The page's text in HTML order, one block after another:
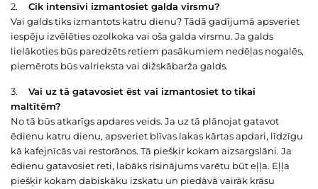
2. Cik intensīvi izmantosiet galda virsmu?
Vai galds tiks izmantots katru dienu? Tādā gadījumā apsveriet
iespēju izvēlēties ozolkoka vai oša galda virsmu. Ja galds
lielākoties būs paredzēts retiem pasākumiem nedēļas nogalēs,
piemērots būs valrieksta vai dižskābarža galds.
3. Vai uz tā gatavosiet ēst vai izmantosiet to tikai
maltītēm?
No tā būs atkarīgs apdares veids. Ja uz tā plānojat gatavot
ēdienu katru dienu, apsveriet blīvas lakas kārtas apdari, līdzīgu
kā kafejnīcās vai restorānos. Tā piešķir kokam aizsargslāni. Ja
ēdienu gatavosiet reti, labāks risinājums varētu būt eļļa. Eļļa
piešķir kokam dabiskāku izskatu un piedāvā vairāk krāsu